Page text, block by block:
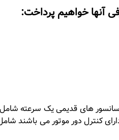
آنها خواهیم پرداخت: